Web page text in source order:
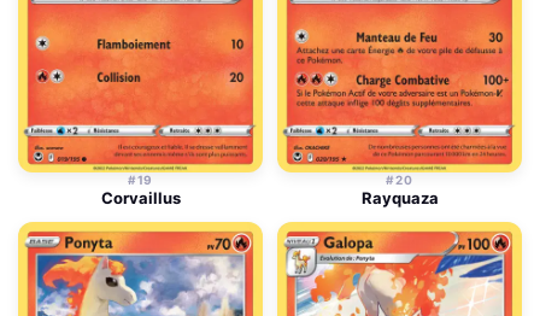
#19
Corvaillus
#20
Rayquaza